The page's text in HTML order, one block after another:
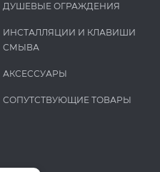
ДУШЕВЫЕ ОГРАЖДЕНИЯ
ИНСТАЛЛЯЦИИ И КЛАВИШИ
СМЫВА
АКСЕССУАРЫ
СОПУТСТВУЮЩИЕ ТОВАРЫ